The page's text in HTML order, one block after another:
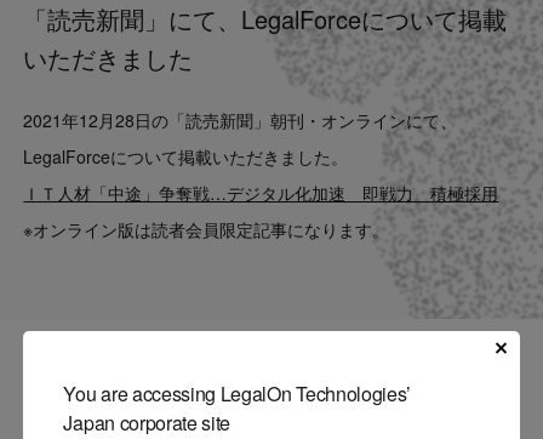
News
LegalOn Now
Contact
You are accessing LegalOn Technologies’
Japan corporate site
「読売新聞」にて、LegalForceについて掲載
いただきました
2021年12月28日の「読売新聞」朝刊・オンラインにて、
LegalForceについて掲載いただきました。
ＩＴ人材「中途」争奪戦…デジタル化加速 即戦力 積極採用
※オンライン版は読者会員限定記事になります。
関連記事